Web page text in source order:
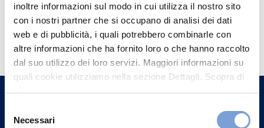
inoltre informazioni sul modo in cui utilizza il nostro sito
con i nostri partner che si occupano di analisi dei dati
web e di pubblicità, i quali potrebbero combinarle con
altre informazioni che ha fornito loro o che hanno raccolto
dal suo utilizzo dei loro servizi. Maggiori informazioni su
quali cookie utilizziamo nella sezione Dettagli. Scopra di
più su chi siamo, come può contattarci e come trattiamo i
può trovare nel footer del sito nella sezione "Informativa
delNecessari
Hai bisogno di
informazioni?
Trova l'Agenzia più vicina a te e parla con
un nostro Agente.
Contattaci